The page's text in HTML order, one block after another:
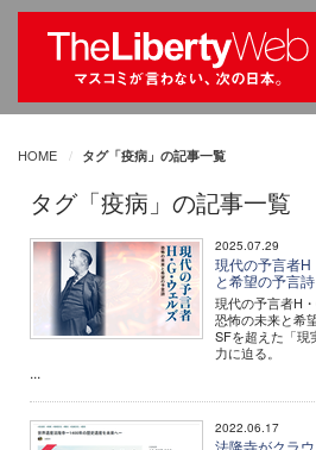
HOME タグ「疫病」の記事一覧
タグ「疫病」の記事一覧
2025.07.29
現代の予言者
と希望の予言詩
現代の予言者H
恐怖の未来と希
SFを超えた「現
力に迫る。
...
2022.06.17
法隆寺がクラ